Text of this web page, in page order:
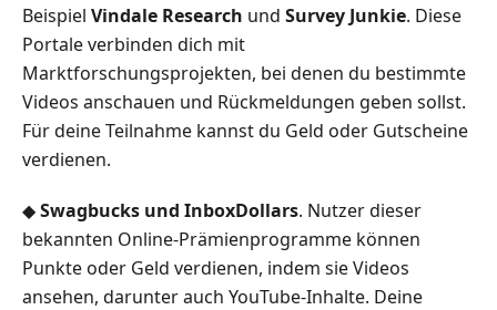
Beispiel Vindale Research und Survey Junkie. Diese
Portale verbinden dich mit
Marktforschungsprojekten, bei denen du bestimmte
Videos anschauen und Rückmeldungen geben sollst.
Für deine Teilnahme kannst du Geld oder Gutscheine
verdienen.
◆Swagbucks und InboxDollars. Nutzer dieser
bekannten Online-Prämienprogramme können
Punkte oder Geld verdienen, indem sie Videos
ansehen, darunter auch YouTube-Inhalte. Deine